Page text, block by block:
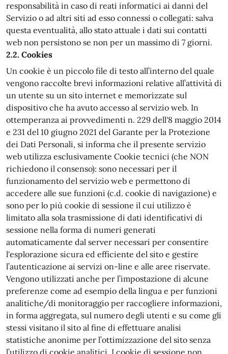
responsabilità in caso di reati informatici ai danni del
Servizio o ad altri siti ad esso connessi o collegati: salva
questa eventualità, allo stato attuale i dati sui contatti
web non persistono se non per un massimo di 7 giorni.
2.2. Cookies
Un cookie è un piccolo file di testo all’interno del quale
vengono raccolte brevi informazioni relative all’attività di
un utente su un sito internet e memorizzate sul
dispositivo che ha avuto accesso al servizio web. In
ottemperanza ai provvedimenti n. 229 dell'8 maggio 2014
e 231 del 10 giugno 2021 del Garante per la Protezione
dei Dati Personali, si informa che il presente servizio
web utilizza esclusivamente Cookie tecnici (che NON
richiedono il consenso): sono necessari per il
funzionamento del servizio web e permettono di
accedere alle sue funzioni (c.d. cookie di navigazione) e
sono per lo più cookie di sessione il cui utilizzo è
limitato alla sola trasmissione di dati identificativi di
sessione nella forma di numeri generati
automaticamente dal server necessari per consentire
l'esplorazione sicura ed efficiente del sito e gestire
l’autenticazione ai servizi on-line e alle aree riservate.
Vengono utilizzati anche per l’impostazione di alcune
preferenze come ad esempio della lingua e per funzioni
analitiche/di monitoraggio per raccogliere informazioni,
in forma aggregata, sul numero degli utenti e su come gli
stessi visitano il sito al fine di effettuare analisi
statistiche anonime per l’ottimizzazione del sito senza
l’utilizzo di cookie analitici. I cookie di sessione non